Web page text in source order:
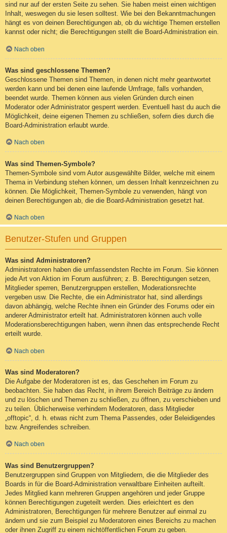
sind nur auf der ersten Seite zu sehen. Sie haben meist einen wichtigen
Inhalt, weswegen du sie lesen solltest. Wie bei den Bekanntmachungen
hängt es von deinen Berechtigungen ab, ob du wichtige Themen erstellen
kannst oder nicht; die Berechtigungen stellt die Board-Administration ein.
Nach oben
Was sind geschlossene Themen?
Geschlossene Themen sind Themen, in denen nicht mehr geantwortet
werden kann und bei denen eine laufende Umfrage, falls vorhanden,
beendet wurde. Themen können aus vielen Gründen durch einen
Moderator oder Administrator gesperrt werden. Eventuell hast du auch die
Möglichkeit, deine eigenen Themen zu schließen, sofern dies durch die
Board-Administration erlaubt wurde.
Nach oben
Was sind Themen-Symbole?
Themen-Symbole sind vom Autor ausgewählte Bilder, welche mit einem
Thema in Verbindung stehen können, um dessen Inhalt kennzeichnen zu
können. Die Möglichkeit, Themen-Symbole zu verwenden, hängt von
deinen Berechtigungen ab, die die Board-Administration gesetzt hat.
Nach oben
Benutzer-Stufen und Gruppen
Was sind Administratoren?
Administratoren haben die umfassendsten Rechte im Forum. Sie können
jede Art von Aktion im Forum ausführen; z. B. Berechtigungen setzen,
Mitglieder sperren, Benutzergruppen erstellen, Moderationsrechte
vergeben usw. Die Rechte, die ein Administrator hat, sind allerdings
davon abhängig, welche Rechte ihnen ein Gründer des Forums oder ein
anderer Administrator erteilt hat. Administratoren können auch volle
Moderationsberechtigungen haben, wenn ihnen das entsprechende Recht
erteilt wurde.
Nach oben
Was sind Moderatoren?
Die Aufgabe der Moderatoren ist es, das Geschehen im Forum zu
beobachten. Sie haben das Recht, in ihrem Bereich Beiträge zu ändern
und zu löschen und Themen zu schließen, zu öffnen, zu verschieben und
zu teilen. Üblicherweise verhindern Moderatoren, dass Mitglieder
„offtopic“, d. h. etwas nicht zum Thema Passendes, oder Beleidigendes
bzw. Angreifendes schreiben.
Nach oben
Was sind Benutzergruppen?
Benutzergruppen sind Gruppen von Mitgliedern, die die Mitglieder des
Boards in für die Board-Administration verwaltbare Einheiten aufteilt.
Jedes Mitglied kann mehreren Gruppen angehören und jeder Gruppe
können Berechtigungen zugeteilt werden. Dies erleichtert es den
Administratoren, Berechtigungen für mehrere Benutzer auf einmal zu
ändern und sie zum Beispiel zu Moderatoren eines Bereichs zu machen
oder ihnen Zugriff zu einem nichtöffentlichen Forum zu geben.